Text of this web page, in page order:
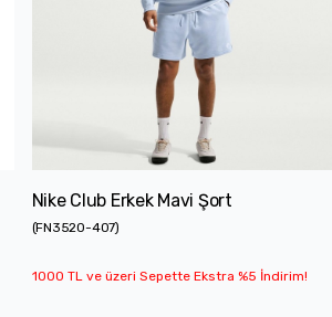
Nike Club Erkek Mavi Şort
(FN3520-407)
1000 TL ve üzeri Sepette Ekstra %5 İndirim!